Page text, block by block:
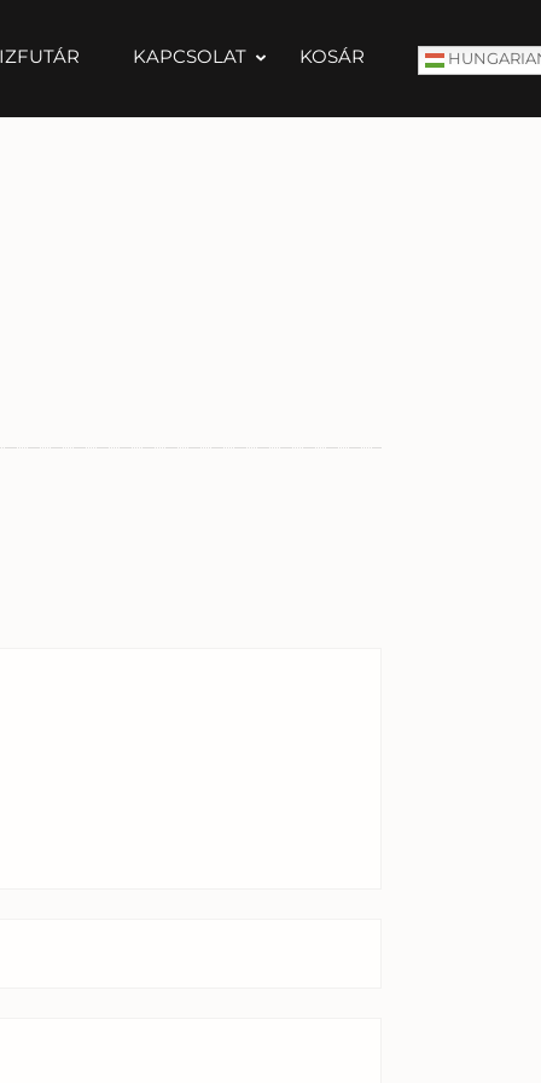
KAPCSOLAT KOSÁR